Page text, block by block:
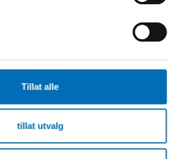
Tillat alle
tillat utvalg
solutions in individual
2026